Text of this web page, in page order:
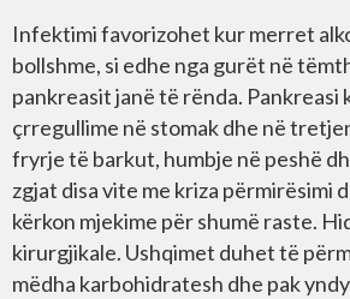
Infektimi favorizohet kur merret
bollshme, si edhe nga gurët në
pankreasit janë të rënda. Pankreasi
çrregullime në stomak dhe në
fryrje të barkut, humbje në peshë
zgjat disa vite me kriza përmirësimi
kërkon mjekime për shumë raste.
kirurgjikale. Ushqimet duhet të
mëdha karbohidratesh dhe pak